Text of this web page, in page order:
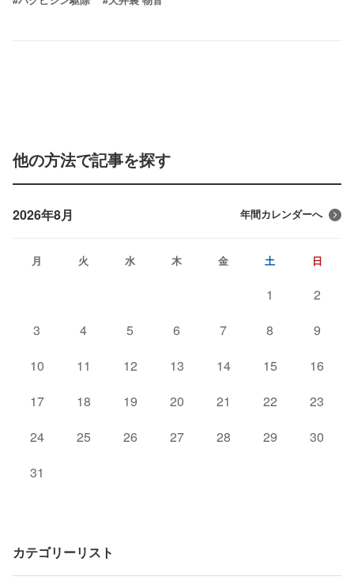
他の方法で記事を探す
2026年8月 年間カレンダーへ
月 火 水 木 金 土 日
1
2
3
4 5 6 7 8
9
10
11 12 13 14 15
16
17
18 19 20 21 22
23
24
25 26 27 28 29
30
31
カテゴリーリスト